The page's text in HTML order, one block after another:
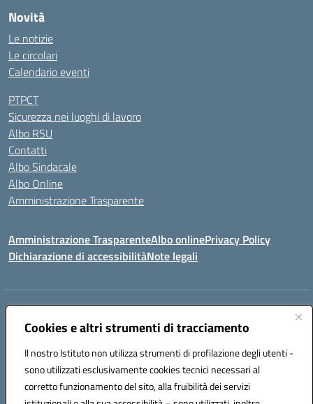
Cookies e altri strumenti di tracciamento
Il nostro Istituto non utilizza strumenti di profilazione degli utenti -
sono utilizzati esclusivamente cookies tecnici necessari al
corretto funzionamento del sito, alla fruibilità dei servizi
Novità
Le notizie
Le circolari
Calendario eventi
PTPCT
Sicurezza nei luoghi di lavoro
Albo RSU
Contatti
Albo Sindacale
Albo Online
Amministrazione Trasparente
Amministrazione TrasparenteAlbo onlinePrivacy Policy
Dichiarazione di accessibilitàNote legali
Centralino:
Posta elettronica certificata (PEC):tpis02200a@pec.istruzione.it
Codice fiscale: 93066580817
Codice meccanografico:TPIS02200A
VIA CESARÒ, 36 - 91016 ERICE - CASA SANTA (TP)